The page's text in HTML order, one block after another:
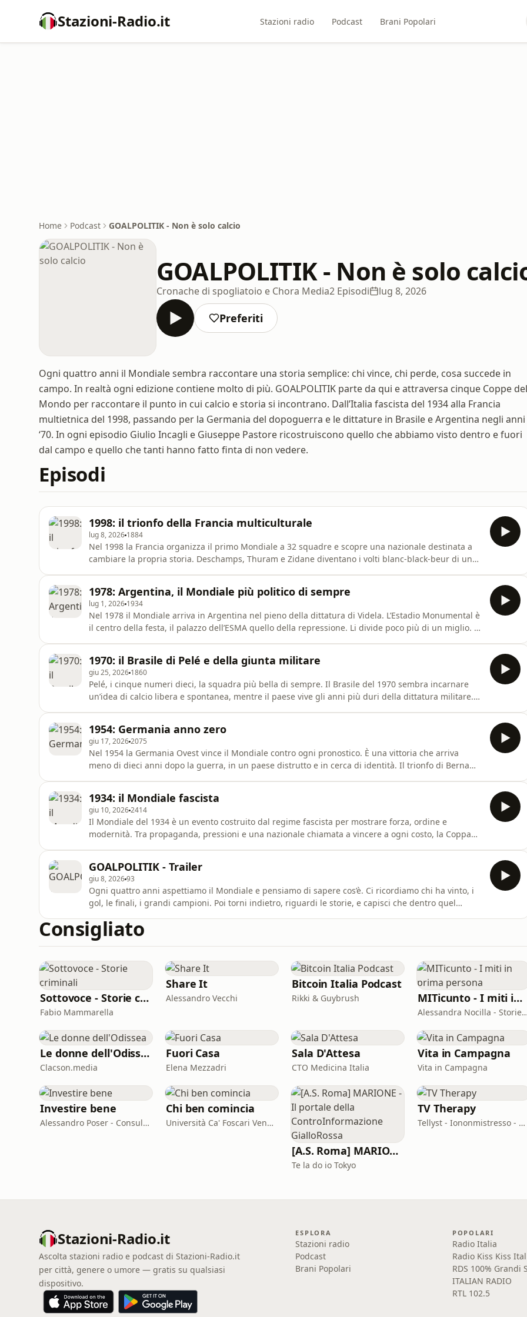
Stazioni-Radio.it Stazioni radio Podcast Brani Popolari
Home Podcast GOALPOLITIK - Non è solo calcio
GOALPOLITIK - Non è solo
Cronache di spogliatoio e Chora Media2 Episodi lug 8, 2026
Preferiti
Ogni quattro anni il Mondiale sembra raccontare una storia semplice: chi vince, chi perde, cosa succede in
campo. In realtà ogni edizione contiene molto di più. GOALPOLITIK parte da qui e attraversa cinque Coppe del
Mondo per raccontare il punto in cui calcio e storia si incontrano. Dall’Italia fascista del 1934 alla Francia
multietnica del 1998, passando per la Germania del dopoguerra e le dittature in Brasile e Argentina negli anni
‘70. In ogni episodio Giulio Incagli e Giuseppe Pastore ricostruiscono quello che abbiamo visto dentro e fuori
dal campo e quello che tanti hanno fatto finta di non vedere.
Episodi
1998: il trionfo della Francia multiculturale
lug 8, 2026 1884
Nel 1998 la Francia organizza il primo Mondiale a 32 squadre e scopre una nazionale destinata a
cambiare la propria storia. Deschamps, Thuram e Zidane diventano i volti blanc-black-beur di un
entrato nel
1978: Argentina, il Mondiale più politico di sempre
lug 1, 2026 1934
Nel 1978 il Mondiale arriva in Argentina nel pieno della dittatura di Videla. L’Estadio Monumental è
il centro della festa, il palazzo dell’ESMA quello della repressione. Li divide poco più di un miglio. In
1970: il Brasile di Pelé e della giunta militare
giu 25, 2026 1860
Pelé, i cinque numeri dieci, la squadra più bella di sempre. Il Brasile del 1970 sembra incarnare
un’idea di calcio libera e spontanea, mentre il paese vive gli anni più duri della dittatura militare.
1954: Germania anno zero
giu 17, 20262075
Nel 1954 la Germania Ovest vince il Mondiale contro ogni pronostico. È una vittoria che arriva
meno di dieci anni dopo la guerra, in un paese distrutto e in cerca di identità. Il trionfo di Berna
1934: il Mondiale fascista
giu 10, 20262414
Il Mondiale del 1934 è un evento costruito dal regime fascista per mostrare forza, ordine e
modernità. Tra propaganda, pressioni e una nazionale chiamata a vincere a ogni costo, la Coppa
GOALPOLITIK - Trailer
giu 8, 202693
Ogni quattro anni aspettiamo il Mondiale e pensiamo di sapere cos’è. Ci ricordiamo chi ha vinto, i
gol, le finali, i grandi campioni. Poi torni indietro, riguardi le storie, e capisci che dentro quel
Consigliato
Sottovoce - Storie criminali
Fabio Mammarella
Share It
Alessandro Vecchi
Bitcoin Italia Podcast
Rikki & Guybrush MITicunto - I miti in prima persona
Alessandra
Le donne dell'Odissea
Clacson.media
Fuori Casa
Elena Mezzadri
Sala D'Attesa
CTO Medicina Italia
Vita in Campagna
Vita in Campagna
Investire bene
Alessandro Poser - Consulente Finanziario Fineco
Chi ben comincia
Università Ca' Foscari Venezia
[A.S. Roma] MARIONE - Il portale della ControInformazione GialloRossa
Te la do io Tokyo
TV Therapy
Tellyst - Iononmistresso - Vois
Stazioni-Radio.it
Ascolta stazioni radio e podcast di Stazioni-Radio.it
per città, genere o umore — gratis su qualsiasi
dispositivo.
ESPLORA
Stazioni radio
Podcast
Brani Popolari
POPOLARI
Radio Italia
Radio Kiss Kiss
RDS 100% Grandi
ITALIAN RADIO
RTL 102.5